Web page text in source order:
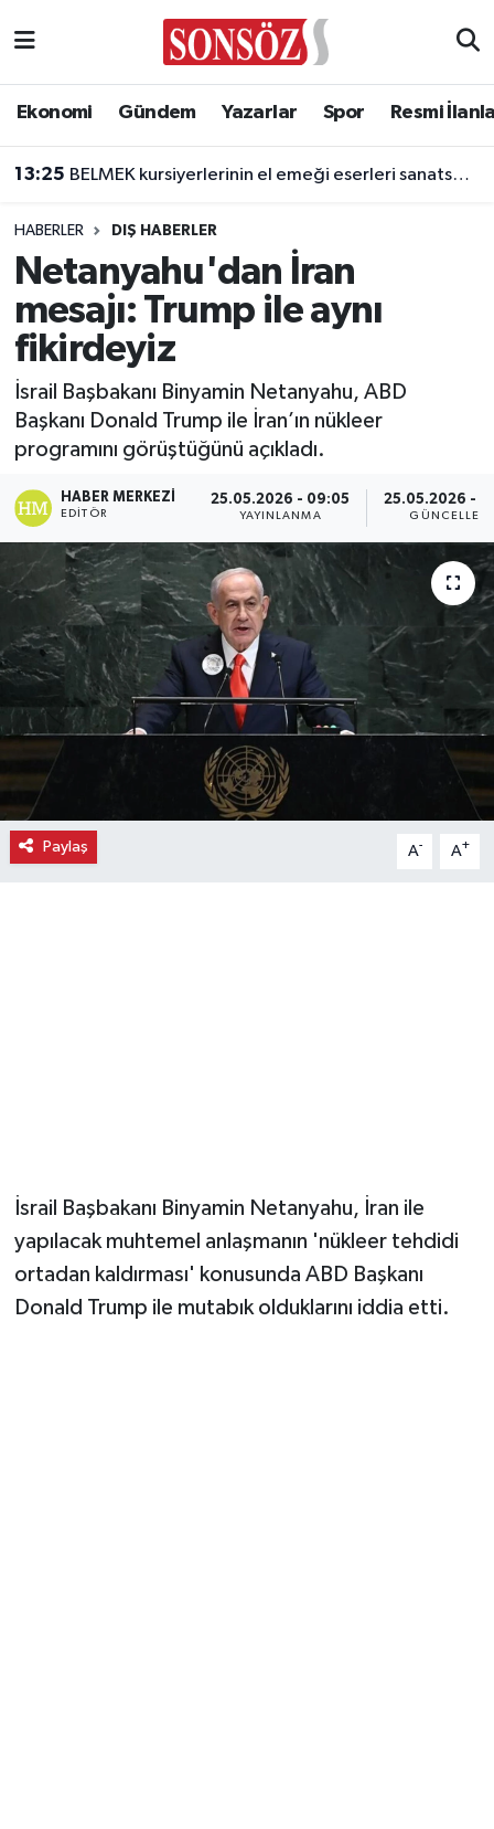
Ekonomi Gündem Yazarlar Spor Resmi
13:25 BELMEK kursiyerlerinin el emeği eserleri sanatseverlerle buluşuyor
HABERLER DIŞ HABERLER
Netanyahu'dan İran
mesajı: Trump ile aynı
fikirdeyiz
İsrail Başbakanı Binyamin Netanyahu, ABD
Başkanı Donald Trump ile İran’ın nükleer
programını görüştüğünü açıkladı.
HABER MERKEZI
EDITÖR
25.05.2026 - 09:05
YAYINLANMA
25.05.2026 -
Paylaş A- A+
İsrail Başbakanı Binyamin Netanyahu, İran ile
yapılacak muhtemel anlaşmanın 'nükleer tehdidi
ortadan kaldırması' konusunda ABD Başkanı
Donald Trump ile mutabık olduklarını iddia etti.
Asayiş
Çevre
Diğer
Dünya
Eleman
Emlak
Gündem
Gurme
Seri İlan
Siyaset
Sokak Hayvanlarını Sahiplendirme
Ankara Nöbetçi Eczaneler
Ankara Trafik Yoğunluk Haritası
Süper Lig Puan Durumu ve Fikstür
Tüm Manşetler
Son Dakika Haberleri